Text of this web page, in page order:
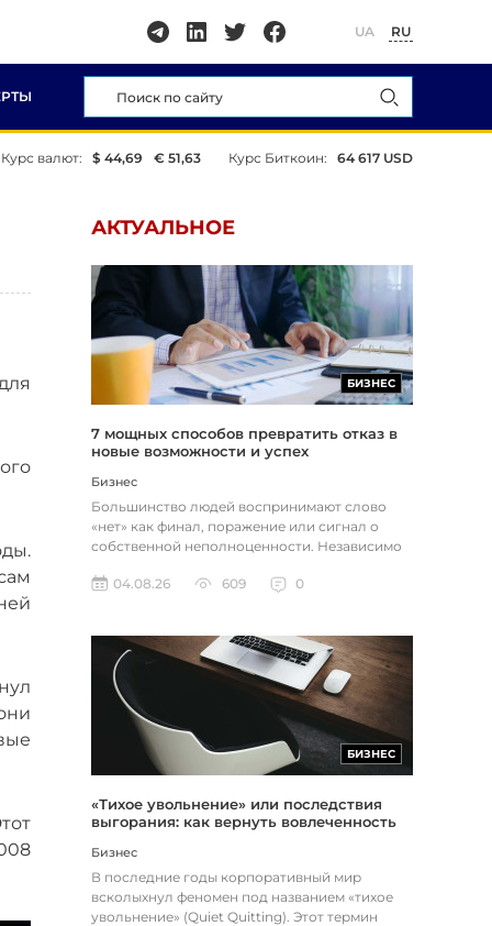
UA RU
Курс валют: $ 44,69 € 51,63 Курс Биткоин: 64 617 USD
АКТУАЛЬНОЕ
БИЗНЕС
7 мощных способов превратить отказ в
новые возможности и успех
Бизнес
Большинство людей воспринимают слово
«нет» как финал, поражение или сигнал о
собственной неполноценности. Независимо
04.08.26
609 0
БИЗНЕС
«Тихое увольнение» или последствия
выгорания: как вернуть вовлеченность
Бизнес
В последние годы корпоративный мир
всколыхнул феномен под названием «тихое
увольнение» (Quiet Quitting). Этот термин